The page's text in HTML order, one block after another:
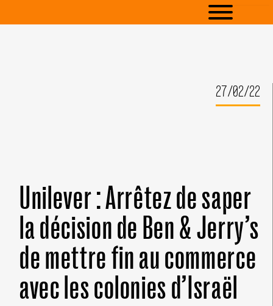
27/02/22
Unilever : Arrêtez de saper
la décision de Ben & Jerry’s
de mettre fin au commerce
avec les colonies d’Israël